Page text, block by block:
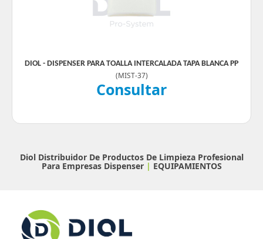
DIOL - DISPENSER PARA TOALLA INTERCALADA TAPA BLANCA PP
(MIST-37)
Consultar
Diol Distribuidor De Productos De Limpieza Profesional
Para Empresas Dispenser| EQUIPAMIENTOS